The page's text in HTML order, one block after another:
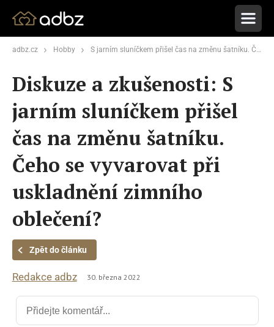
adbz.cz Hobby S jarním sluníčkem přišel čas na změnu šatníku. Čeho se vyvarovat při uskladnění zimního oblečení?
Diskuze a zkušenosti: S
jarním sluníčkem přišel
čas na změnu šatníku.
Čeho se vyvarovat při
uskladnění zimního
oblečení?
Zpět do článku
Redakce adbz 30. března 2022